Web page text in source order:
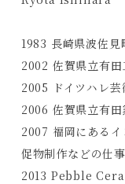
1983 長崎県波佐見
2002 佐賀県立有
2005 ドイツハレ
2006 佐賀県立有
2007 福岡にある
促物制作などの仕
2013 Pebble